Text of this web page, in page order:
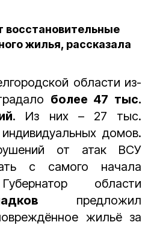
восстановительные
жилья, рассказала
области из-
более 47 тыс.
. Из них – 27 тыс.
домов.
от атак ВСУ
с самого начала
области
предложил
жильё за